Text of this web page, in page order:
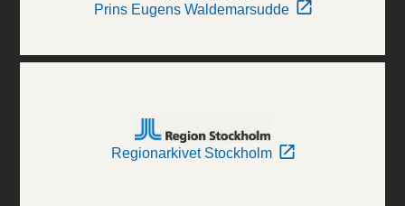
Prins Eugens Waldemarsudde
Regionarkivet Stockholm